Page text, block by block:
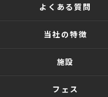
よくある質問
当社の特徴
施設
フェス